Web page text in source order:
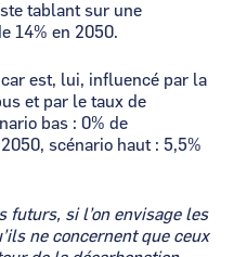
tablant sur une
14% en 2050.
est, lui, influencé par la
et par le taux de
bas : 0% de
scénario haut : 5,5%
futurs, si l’on envisage les
ne concernent que ceux